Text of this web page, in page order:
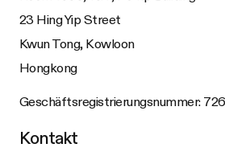
23 Hing Yip Street
Kwun Tong, Kowloon
Hongkong
Geschäftsregistrierungsnummer:
Kontakt